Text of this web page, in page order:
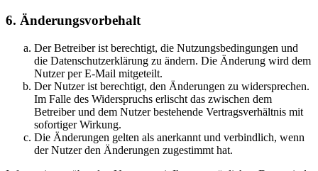
6. Änderungsvorbehalt
Der Betreiber ist berechtigt, die Nutzungsbedingungen und
die Datenschutzerklärung zu ändern. Die Änderung wird dem
Nutzer per E-Mail mitgeteilt.
Der Nutzer ist berechtigt, den Änderungen zu widersprechen.
Im Falle des Widerspruchs erlischt das zwischen dem
Betreiber und dem Nutzer bestehende Vertragsverhältnis mit
sofortiger Wirkung.
Die Änderungen gelten als anerkannt und verbindlich, wenn
der Nutzer den Änderungen zugestimmt hat.